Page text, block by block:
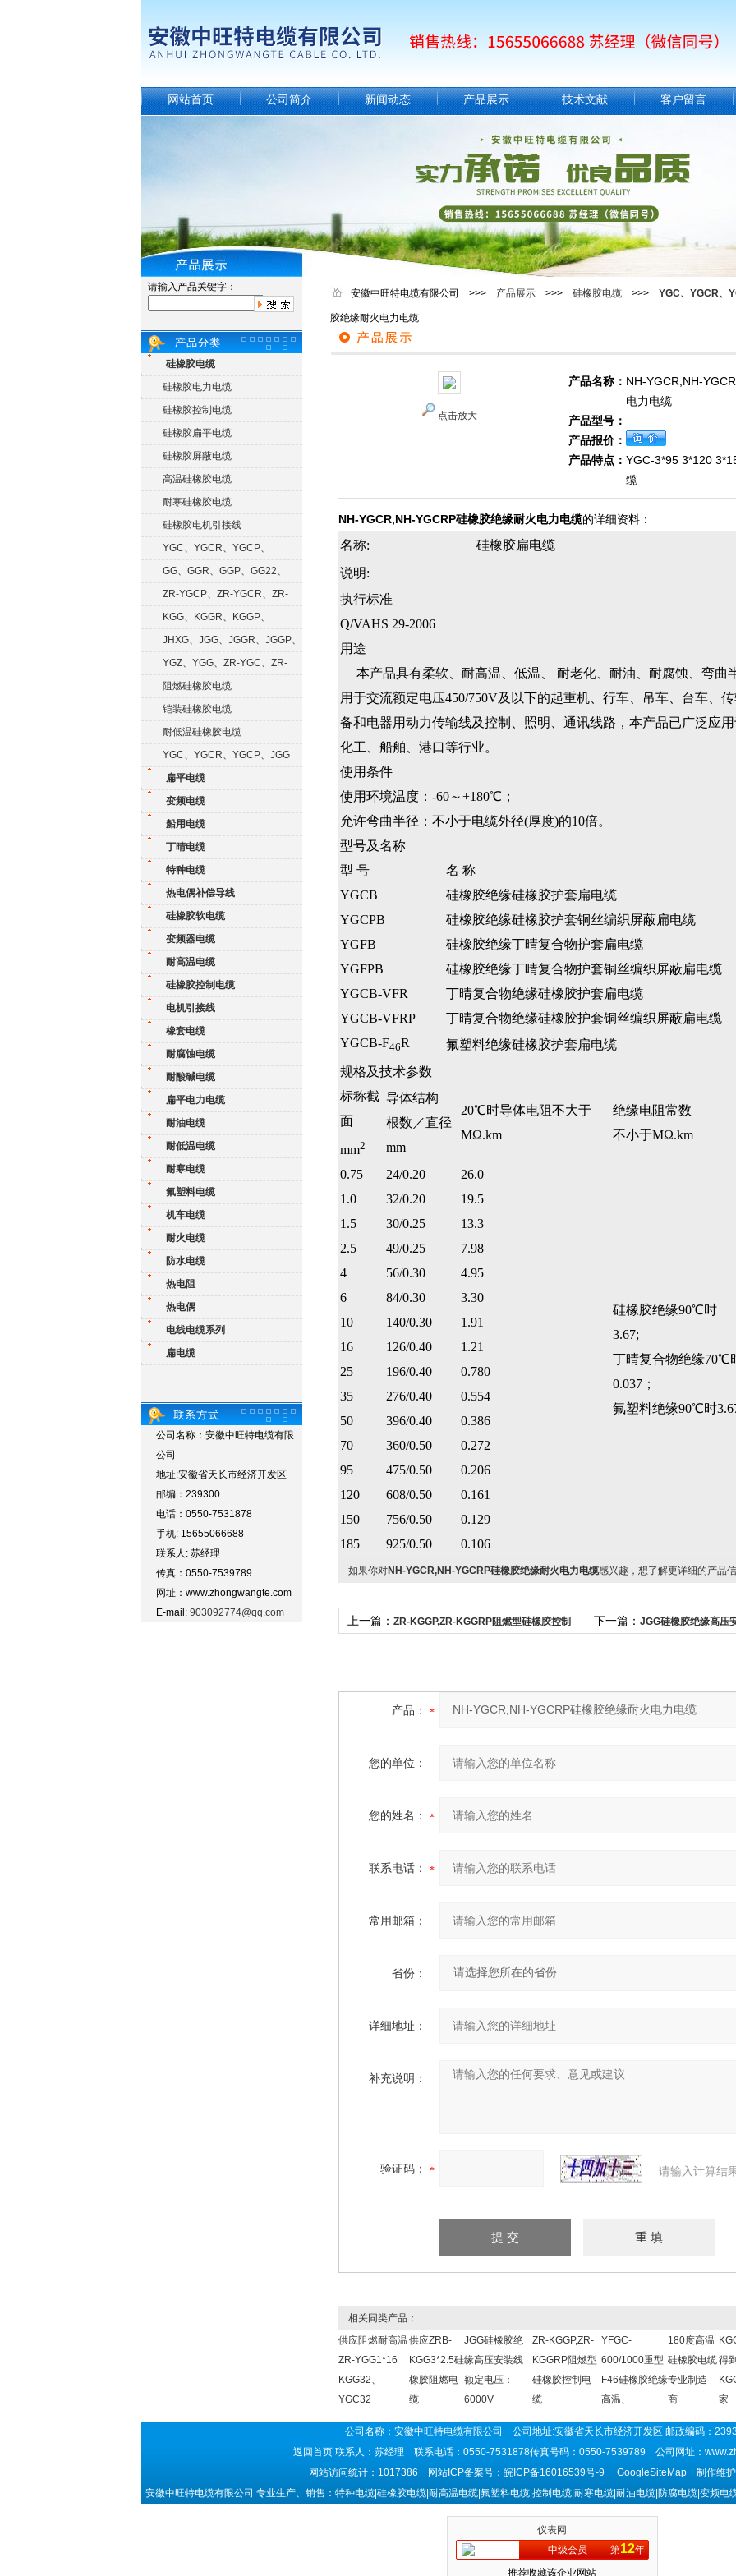
网站首页 公司简介 新闻动态 产品展示 技术文献 客户留言
请输入产品关键字：
硅橡胶电缆
硅橡胶电力电缆
硅橡胶控制电缆
硅橡胶扁平电缆
硅橡胶屏蔽电缆
高温硅橡胶电缆
耐寒硅橡胶电缆
硅橡胶电机引接线
YGC、YGCR、YGCP、
YGCRP
GG、GGR、GGP、GG22、
GGRP
ZR-YGCP、ZR-YGCR、ZR-
YGCRP
KGG、KGGR、KGGP、
KGGRP
JHXG、JGG、JGGR、JGGP、
JGGFYGZ、YGG、ZR-YGC、ZR-
KGG阻燃硅橡胶电缆
铠装硅橡胶电缆
耐低温硅橡胶电缆
YGC、YGCR、YGCP、JGG
扁平电缆
变频电缆
船用电缆
丁晴电缆
特种电缆
热电偶补偿导线
硅橡胶软电缆
变频器电缆
耐高温电缆
硅橡胶控制电缆
电机引接线
橡套电缆
耐腐蚀电缆
耐酸碱电缆
扁平电力电缆
耐油电缆
耐低温电缆
耐寒电缆
氟塑料电缆
机车电缆
耐火电缆
防水电缆
热电阻
热电偶
电线电缆系列
扁电缆
公司名称：安徽中旺特电缆有限
公司
地址:安徽省天长市经济开发区
邮编：239300
电话：0550-7531878
手机: 15655066688
联系人: 苏经理
传真：0550-7539789
网址：www.zhongwangte.com
E-mail: 903092774@qq.com
安徽中旺特电缆有限公司 >>> 产品展示 >>> 硅橡胶电缆 >>> YGC、YGCR、
胶绝缘耐火电力电缆
点击放大
产品名称： NH-YGCR,NH-
电力电缆
产品型号：
产品报价：
产品特点： YGC-3*95 3*120
缆
NH-YGCR,NH-YGCRP硅橡胶绝缘耐火电力电缆的详细资料：
名称:
硅橡胶扁电缆
说明:
执行标准
Q/VAHS 29-2006
用途
本产品具有柔软、耐高温、低温、 耐老化、耐油、耐腐蚀、弯曲
用于交流额定电压450/750V及以下的起重机、行车、吊车、台车、
备和电器用动力传输线及控制、照明、通讯线路，本产品已广泛应
化工、船舶、港口等行业。
使用条件
使用环境温度：-60～+180℃ ；
允许弯曲半径：不小于电缆外径(厚度)的10倍。
型号及名称
型 号
名 称
YGCB
硅橡胶绝缘硅橡胶护套扁电缆
YGCPB
硅橡胶绝缘硅橡胶护套铜丝编织屏蔽扁电缆
YGFB
硅橡胶绝缘丁晴复合物护套扁电缆
YGFPB
硅橡胶绝缘丁晴复合物护套铜丝编织屏蔽扁电缆
YGCB-VFR
丁晴复合物绝缘硅橡胶护套扁电缆
YGCB-VFRP
丁晴复合物绝缘硅橡胶护套铜丝编织屏蔽扁电缆
YGCB-F46R
氟塑料绝缘硅橡胶护套扁电缆
规格及技术参数
标称截
面
mm2
导体结构
根数／直径
mm
20℃时导体电阻不大于
MΩ.km
绝缘电阻常数
不小于MΩ.km
0.75 24/0.20 26.0
硅橡胶绝缘90℃时
3.67;
丁晴复合物绝缘70℃
0.037；
氟塑料绝缘90℃时
1.0 32/0.20
19.5
1.5
30/0.25
13.3
2.5
49/0.25
7.98
4
56/0.30
4.95
6
84/0.30
3.30
10
140/0.30
1.91
16
126/0.40
1.21
25
196/0.40
0.780
35
276/0.40
0.554
50
396/0.40
0.386
70
360/0.50
0.272
95
475/0.50
0.206
120
608/0.50
0.161
150
756/0.50
0.129
185
925/0.50 0.106
如果你对NH-YGCR,NH-YGCRP硅橡胶绝缘耐火电力电缆感兴趣，想了解更详细的产品
上一篇： ZR-KGGP,ZR-KGGRP阻燃型硅橡胶控制 下一篇： JGG硅橡胶绝缘高压
产品：
您的单位：
您的姓名：
联系电话：
常用邮箱：
省份：
详细地址：
补充说明：
验证码： 请输入计算结
相关同类产品：
供应阻燃耐高温
ZR-YGG1*16
KGG32、
YGC32
供应ZRB-
KGG3*2.5硅
橡胶阻燃电
缆
JGG硅橡胶绝
缘高压安装线
额定电压：
6000V
ZR-KGGP,ZR-
KGGRP阻燃型
硅橡胶控制电
缆
YFGC-
600/1000重型
F46硅橡胶绝缘
高温、
180度高温
硅橡胶电缆
专业制造
商
得
家
公司名称：安徽中旺特电缆有限公司 公司地址:安徽省天长市经济开发区 邮政编码：
返回首页 联系人：苏经理 联系电话：0550-7531878传真号码：0550-7539789 公司网址：
网站访问统计：1017386 网站ICP备案号： 皖ICP备16016539号-9 GoogleSiteMap 制作维
安徽中旺特电缆有限公司 专业生产、销售：特种电缆|硅橡胶电缆|耐高温电缆|氟塑料电缆|控制电缆|耐寒电缆|耐油电缆|防腐电缆|变频
缆|行车电缆 等产品
仪表网
中级会员
第12年
推荐收藏该企业网站